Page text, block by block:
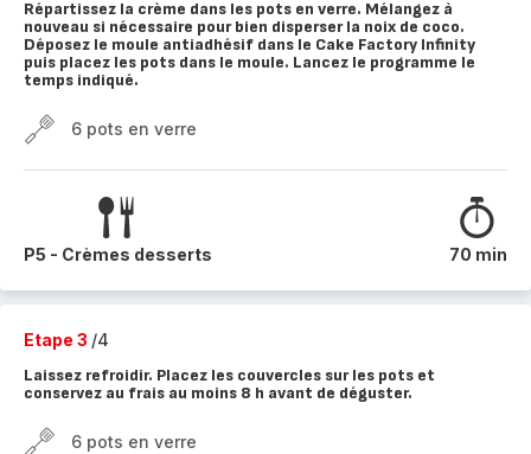
Répartissez la crème dans les pots en verre. Mélangez à
nouveau si nécessaire pour bien disperser la noix de coco.
Déposez le moule antiadhésif dans le Cake Factory Infinity
puis placez les pots dans le moule. Lancez le programme le
temps indiqué.
6 pots en verre
P5 - Crèmes desserts 70 min
Etape 3 /4
Laissez refroidir. Placez les couvercles sur les pots et
conservez au frais au moins 8 h avant de déguster.
6 pots en verre